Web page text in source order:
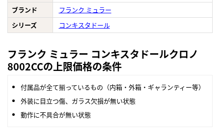
ブランド
フランク ミュラー
シリーズ
コンキスタドール
フランク ミュラー コンキスタドールクロノ
8002CCの上限価格の条件
付属品が全て揃っているもの（内箱・外箱・ギャランティー等）
外装に目立つ傷、ガラス欠損が無い状態
動作に不具合が無い状態